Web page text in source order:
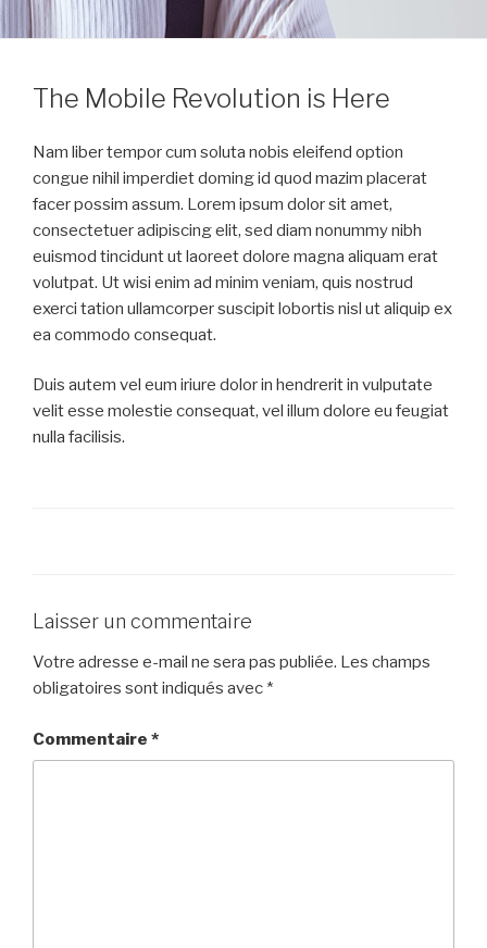
The Mobile Revolution is Here
Nam liber tempor cum soluta nobis eleifend option
congue nihil imperdiet doming id quod mazim placerat
facer possim assum. Lorem ipsum dolor sit amet,
consectetuer adipiscing elit, sed diam nonummy nibh
euismod tincidunt ut laoreet dolore magna aliquam erat
volutpat. Ut wisi enim ad minim veniam, quis nostrud
exerci tation ullamcorper suscipit lobortis nisl ut aliquip ex
ea commodo consequat.
Duis autem vel eum iriure dolor in hendrerit in vulputate
velit esse molestie consequat, vel illum dolore eu feugiat
nulla facilisis.
Laisser un commentaire
Votre adresse e-mail ne sera pas publiée. Les champs
obligatoires sont indiqués avec *
Commentaire *